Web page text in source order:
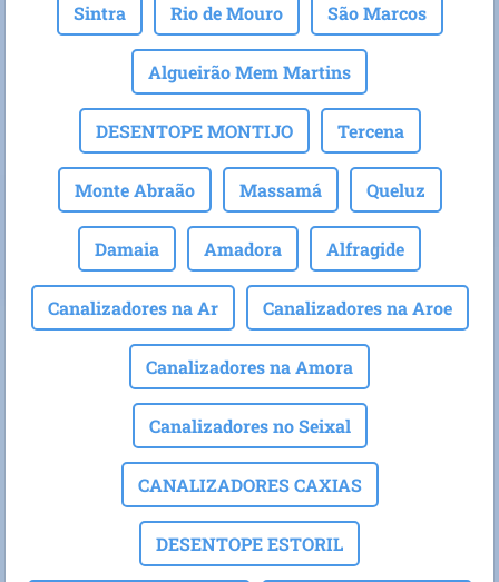
Sintra Rio de Mouro São Marcos
Algueirão Mem Martins
DESENTOPE MONTIJO Tercena
Monte Abraão Massamá Queluz
Damaia Amadora Alfragide
Canalizadores na Ar Canalizadores na Aroe
Canalizadores na Amora
Canalizadores no Seixal
CANALIZADORES CAXIAS
DESENTOPE ESTORIL